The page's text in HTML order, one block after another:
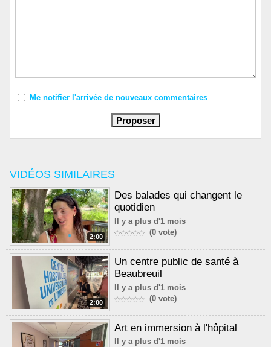
VIDÉOS SIMILAIRES
2:00
Des balades qui changent le
quotidien
Il y a plus d'1 mois
(0 vote)
2:00
Un centre public de santé à
Beaubreuil
Il y a plus d'1 mois
(0 vote)
Art en immersion à l'hôpital
Il y a plus d'1 mois
Me notifier l'arrivée de nouveaux commentaires